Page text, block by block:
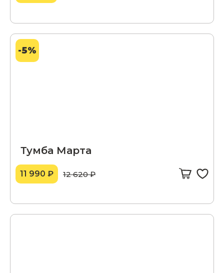
-5%
Тумба Марта
11 990 ₽ 12 620 ₽